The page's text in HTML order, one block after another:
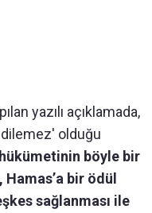
yazılı açıklamada,
olduğu
böyle bir
bir ödül
sağlanması ile